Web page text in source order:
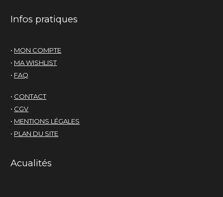
Infos pratiques
• MON COMPTE
• MA WISHLIST
• FAQ
• CONTACT
• CGV
• MENTIONS LÉGALES
• PLAN DU SITE
Acualités